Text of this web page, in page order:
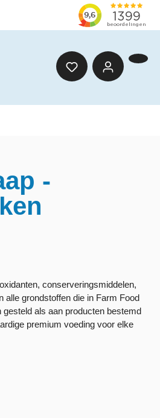
-
conserveringsmiddelen,
alle grondstoffen die in Farm Food
als aan producten bestemd
premium voeding voor elke